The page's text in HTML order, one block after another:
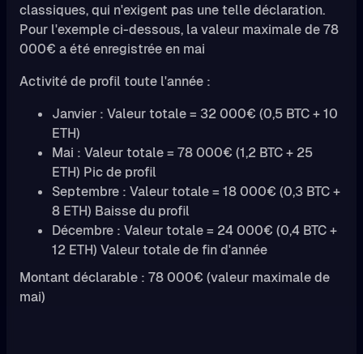
classiques, qui n'exigent pas une telle déclaration.
Pour l'exemple ci-dessous, la valeur maximale de 78
000€ a été enregistrée en mai
Activité de profil toute l'année :
Janvier : Valeur totale = 32 000€ (0,5 BTC + 10
ETH)
Mai : Valeur totale = 78 000€ (1,2 BTC + 25
ETH) Pic de profil
Septembre : Valeur totale = 18 000€ (0,3 BTC +
8 ETH) Baisse du profil
Décembre : Valeur totale = 24 000€ (0,4 BTC +
12 ETH) Valeur totale de fin d'année
Montant déclarable : 78 000€ (valeur maximale de
mai)